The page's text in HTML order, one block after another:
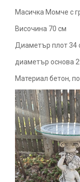
Масичка Момче с
Височина 70 см
Диаметър плот 34
диаметър основа
Материал бетон,